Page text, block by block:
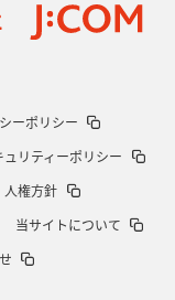
ーポリシー
ュリティーポリシー
人権方針
当サイトについて